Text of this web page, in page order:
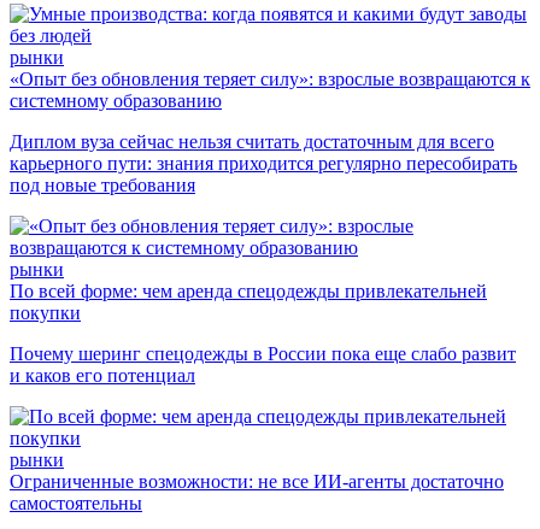
рынки
«Опыт без обновления теряет силу»: взрослые возвращаются к
системному образованию
Диплом вуза сейчас нельзя считать достаточным для всего
карьерного пути: знания приходится регулярно пересобирать
под новые требования
рынки
По всей форме: чем аренда спецодежды привлекательней
покупки
Почему шеринг спецодежды в России пока еще слабо развит
и каков его потенциал
рынки
Ограниченные возможности: не все ИИ-агенты достаточно
самостоятельны